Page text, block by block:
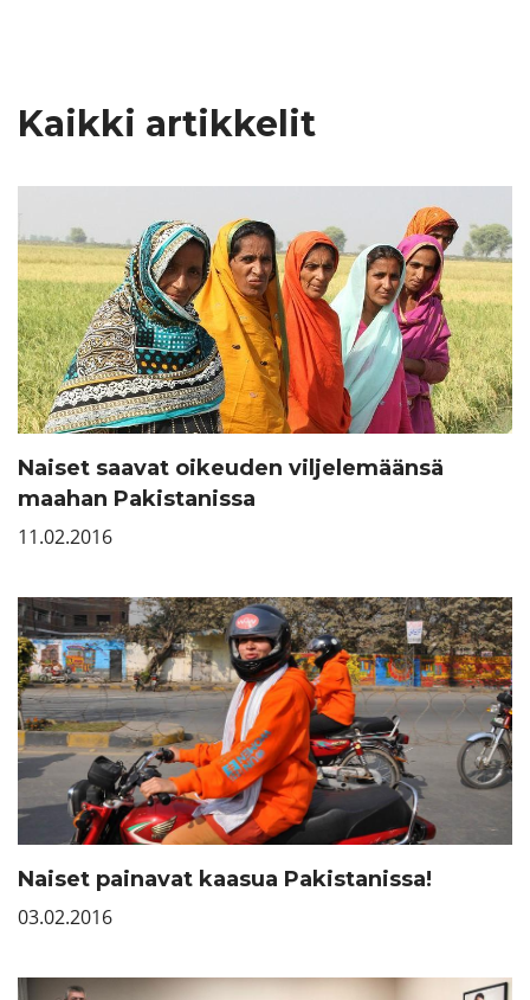
Kaikki artikkelit
Naiset saavat oikeuden viljelemäänsä
maahan Pakistanissa
11.02.2016
Naiset painavat kaasua Pakistanissa!
03.02.2016